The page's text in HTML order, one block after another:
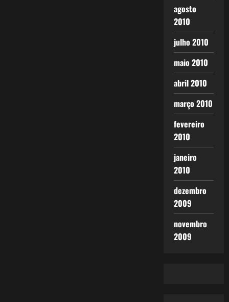
agosto
2010
julho 2010
maio 2010
abril 2010
março 2010
fevereiro
2010
janeiro
2010
dezembro
2009
novembro
2009